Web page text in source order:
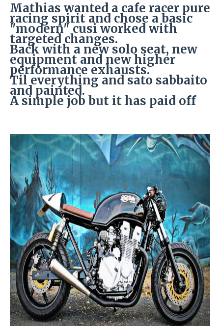
Mathias wanted a cafe racer pure
racing spirit and chose a basic
"modern" cusi worked with
targeted changes.
Back with a new solo seat, new
equipment and new higher
performance exhausts.
Til everything and sato sabbaito
and painted.
A simple job but it has paid off